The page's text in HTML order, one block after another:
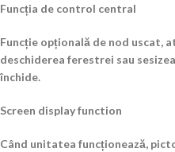
Funcția de control central
Funcție opțională de nod uscat,
deschiderea ferestrei sau
închide.
Screen display function
Când unitatea funcționează,